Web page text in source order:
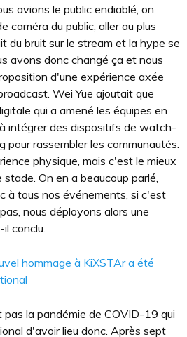
avions le public endiablé, on
caméra du public, aller au plus
du bruit sur le stream et la hype se
avons donc changé ça et nous
d'une expérience axée
Wei Yue ajoutait que
qui a amené les équipes en
intégrer des dispositifs de watch-
rassembler les communautés.
physique, mais c'est le mieux
On en a beaucoup parlé,
à tous nos événements, si c'est
nous déployons alors une
conclu.
hommage à KiXSTAr a été
pas la pandémie de COVID-19 qui
d'avoir lieu donc. Après sept